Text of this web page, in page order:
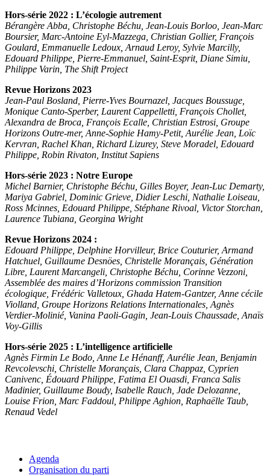
Hors-série 2022 : L’écologie autrement
Bérangère Abba, Christophe Béchu, Jean-Louis Borloo, Jean-Marc
Boursier, Marc-Antoine Eyl-Mazzega, Christian Gollier, François
Goulard, Emmanuelle Ledoux, Arnaud Leroy, Sylvie Marcilly,
Edouard Philippe, Pierre-Emmanuel, Saint-Esprit, Diane Simiu,
Philippe Varin, The Shift Project
Revue Horizons 2023
Jean-Paul Bosland, Pierre-Yves Bournazel, Jacques Boussuge,
Monique Canto-Sperber, Laurent Cappelletti, François Chollet,
Alexandra de Broca, François Ecalle, Christian Estrosi, Groupe
Horizons Outre-mer, Anne-Sophie Hamy-Petit, Aurélie Jean, Loïc
Kervran, Rachel Khan, Richard Lizurey, Steve Moradel, Edouard
Philippe, Robin Rivaton, Institut Sapiens
Hors-série 2023 : Notre Europe
Michel Barnier, Christophe Béchu, Gilles Boyer, Jean-Luc Demarty,
Mariya Gabriel, Dominic Grieve, Didier Leschi, Nathalie Loiseau,
Ross Mcinnes, Edouard Philippe, Stéphane Rivoal, Victor Storchan,
Laurence Tubiana, Georgina Wright
Revue Horizons 2024 :
Edouard Philippe, Delphine Horvilleur, Brice Couturier, Armand
Hatchuel, Guillaume Desnöes, Christelle Morançais, Génération
Libre, Laurent Marcangeli, Christophe Béchu, Corinne Vezzoni,
Assemblée des maires d’Horizons commission Transition
écologique, Frédéric Valletoux, Ghada Hatem-Gantzer, Anne cécile
Violland, Groupe Horizons Relations Internationales, Agnès
Verdier-Molinié, Vanina Paoli-Gagin, Jean-Louis Chaussade, Anaïs
Voy-Gillis
Hors-série 2025 : L’intelligence artificielle
Agnès Firmin Le Bodo, Anne Le Hénanff, Aurélie Jean, Benjamin
Revcolevschi, Christelle Morançais, Clara Chappaz, Cyprien
Canivenc, Édouard Philippe, Fatima El Ouasdi, Franca Salis
Madinier, Guillaume Boudy, Isabelle Rauch, Jade Delozanne,
Louise Frion, Marc Faddoul, Philippe Aghion, Raphaëlle Taub,
Renaud Vedel
Agenda
Organisation du parti